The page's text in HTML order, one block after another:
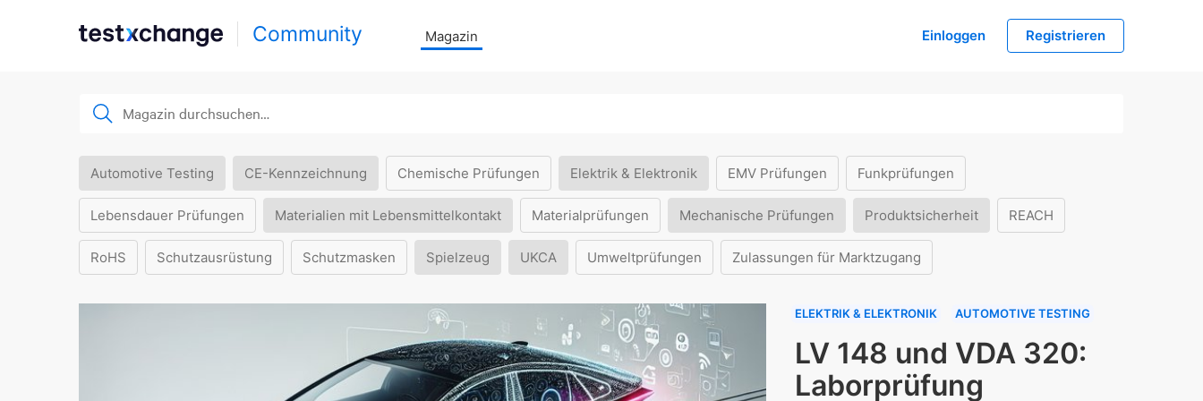
Community Magazin Einloggen Registrieren
Automotive Testing CE-Kennzeichnung Chemische Prüfungen Elektrik & Elektronik EMV Prüfungen Funkprüfungen
Lebensdauer Prüfungen Materialien mit Lebensmittelkontakt Materialprüfungen Mechanische Prüfungen Produktsicherheit REACH
RoHS Schutzausrüstung Schutzmasken Spielzeug UKCA Umweltprüfungen Zulassungen für Marktzugang
ELEKTRIK & ELEKTRONIK AUTOMOTIVE TESTING
LV 148 und VDA 320:
Laborprüfung